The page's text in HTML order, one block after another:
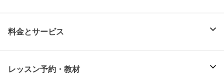
料金とサービス
レッスン予約・教材